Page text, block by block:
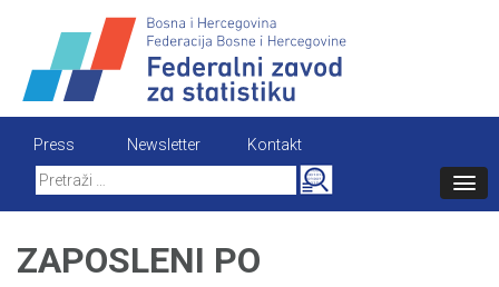
content
Press Newsletter
Kontakt
Search
for:
ZAPOSLENI PO